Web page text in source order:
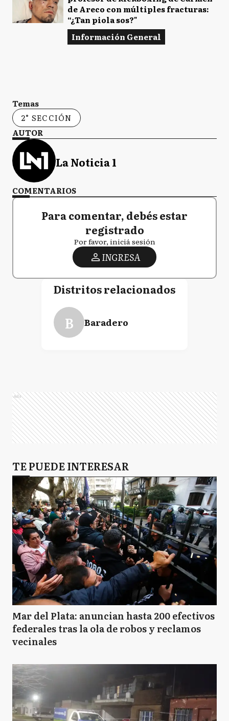
de Areco con múltiples fracturas:
“¿Tan piola sos?"
Información General
Temas
2° SECCIÓN
AUTOR
La Noticia 1
COMENTARIOS
Para comentar, debés estar
registrado
Por favor, iniciá sesión
INGRESA
Distritos relacionados
B Baradero
Ads
TE PUEDE INTERESAR
Mar del Plata: anuncian hasta 200 efectivos
federales tras la ola de robos y reclamos
vecinales